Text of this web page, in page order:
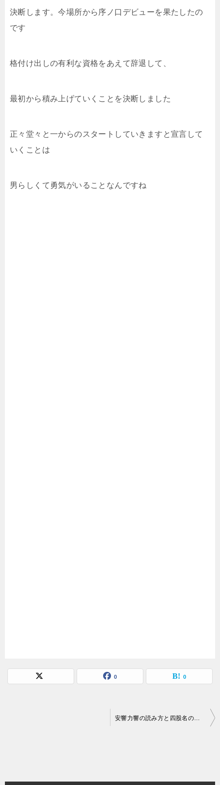
決断します。今場所から序ノ口デビューを果たしたの
です
格付け出しの有利な資格をあえて辞退して、
最初から積み上げていくことを決断しました
正々堂々と一からのスタートしていきますと宣言して
いくことは
男らしくて勇気がいることなんですね
0 0
ゲ
安響力響の読み方と四股名の由来！高校時代の成績と両親や格付け出し放棄の理由